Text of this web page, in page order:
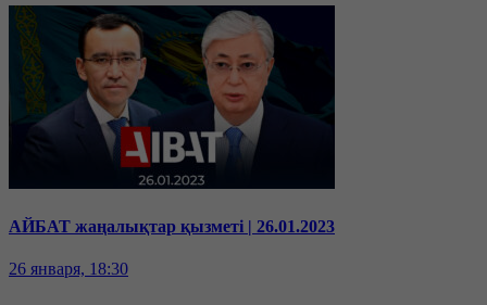
АЙБАТ жаңалықтар қызметі | 26.01.2023
26 января, 18:30